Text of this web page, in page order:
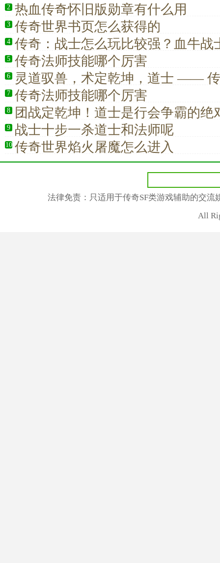
2 热血传奇怀旧版勋章有什么用
3 传奇世界书页怎么获得的
4 传奇：战士怎么玩比较强？血牛战
思？
5 传奇法师技能哪个厉害
6
灵道驭兽，术定乾坤，道士 ——
恒核心
7 传奇法师技能哪个厉害
8 团战定乾坤！道士是行会争霸的绝
9 战士十步一杀道士和法师呢
10 传奇世界焰火屠魔怎么进入
法律免责：只适用于传奇SF类游戏辅助的交
All